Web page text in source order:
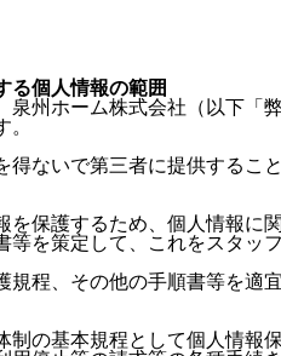
る個人情報の範囲
泉州ホーム株式会社（以下
ないで第三者に提供する
保護するため、個人情報
を策定して、これをスタッ
程、その他の手順書等を適
制の基本規程として個人情